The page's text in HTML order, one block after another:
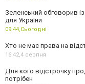
Зеленський обговорив
для України
09:44,Сьогодні
Хто не має права на
16:42,4 серпня
Для кого відстрочку
потрібен